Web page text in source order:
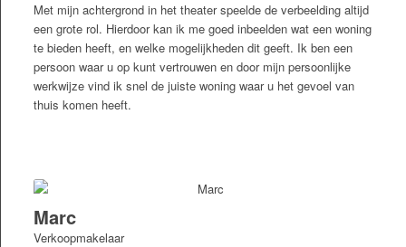
Met mijn achtergrond in het theater speelde de verbeelding altijd
een grote rol. Hierdoor kan ik me goed inbeelden wat een woning
te bieden heeft, en welke mogelijkheden dit geeft. Ik ben een
persoon waar u op kunt vertrouwen en door mijn persoonlijke
werkwijze vind ik snel de juiste woning waar u het gevoel van
thuis komen heeft.
Marc
Verkoopmakelaar